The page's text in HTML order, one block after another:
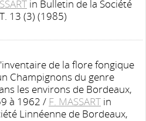
in Bulletin de la Société
13 (3) (1985)
de la flore fongique
Champignons du genre
les environs de Bordeaux,
à 1962 / F. MASSART in
Linnéenne de Bordeaux,